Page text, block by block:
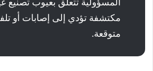
مكتشفة تؤدي إلى إصابات أو
متوقعة.